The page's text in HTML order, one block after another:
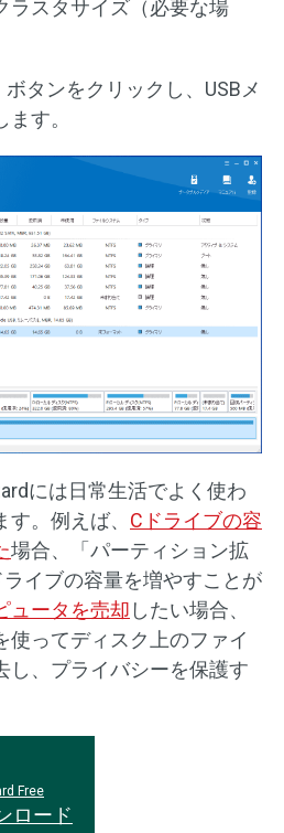
ラスタサイズ（必要な場
ボタンをクリックし、USBメ
す。
には日常生活でよく使わ
。例えば、 Cドライブの容
場合、「パーティション拡
イブの容量を増やすことが
ュータを売却 したい場合、
使ってディスク上のファイ
し、プライバシーを保護す
Free
ロード